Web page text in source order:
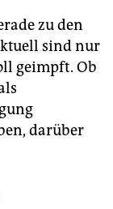
zu den
sind nur
geimpft. Ob
darüber